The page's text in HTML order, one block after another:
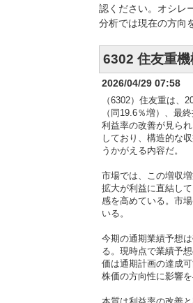
認ください。オシレ
分析では現在の方向
6302 住友重
2026/04/29 07:58
（6302）住友重は、
（同19.6％増）、最
利益率の改善が見ら
しており、構造的な
うかがえる内容だ。
市場では、この増収
拡大が利益に直結し
感を高めている。市
いる。
今期の通期業績予想
る。現時点で業績予
価は通期計画の達成
株価の方向性に影響